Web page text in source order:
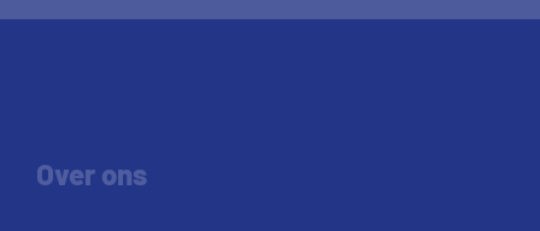
Over ons